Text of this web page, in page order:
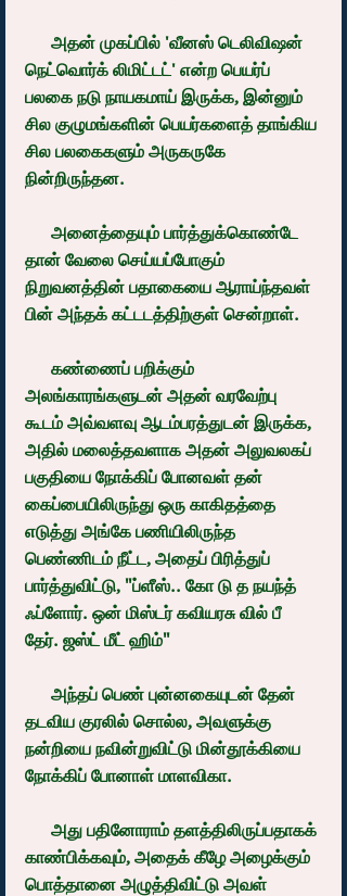
நெட்வொர்க் லிமிட்டட்' என்ற பெயர்ப்
பலகை நடு நாயகமாய் இருக்க, இன்னும்
சில குழுமங்களின் பெயர்களைத் தாங்கிய
சில பலகைகளும் அருகருகே
நின்றிருந்தன.
தான் வேலை செய்யப்போகும்
நிறுவனத்தின் பதாகையை ஆராய்ந்தவள்
பின் அந்தக் கட்டடத்திற்குள் சென்றாள்.
அலங்காரங்களுடன் அதன் வரவேற்பு
கூடம் அவ்வளவு ஆடம்பரத்துடன் இருக்க,
அதில் மலைத்தவளாக அதன் அலுவலகப்
பகுதியை நோக்கிப் போனவள் தன்
கைப்பையிலிருந்து ஒரு காகிதத்தை
எடுத்து அங்கே பணியிலிருந்த
பெண்ணிடம் நீட்ட, அதைப் பிரித்துப்
பார்த்துவிட்டு, "ப்ளீஸ்.. கோ டு த நயந்த்
ஃப்ளோர். ஒன் மிஸ்டர் கவியரசு வில் பீ
தேர். ஜஸ்ட் மீட் ஹிம்"
தடவிய குரலில் சொல்ல, அவளுக்கு
நன்றியை நவின்றுவிட்டு மின்தூக்கியை
நோக்கிப் போனாள் மாளவிகா.
காண்பிக்கவும், அதைக் கீழே அழைக்கும்
பொத்தானை அழுத்திவிட்டு அவள்